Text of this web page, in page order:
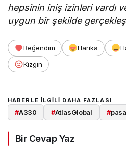
hepsinin iniş izinleri vardı
uygun bir şekilde
Beğendim Harika
Kızgın
HABERLE ILGILI DAHA FAZLASI
#A330 #AtlasGlobal #
Bir Cevap Yaz